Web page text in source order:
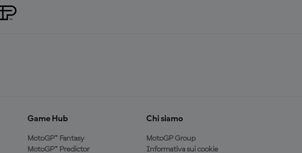
Game Hub
MotoGP™ Fantasy
MotoGP™ Predictor
Chi siamo
MotoGP Group
Informativa sui cookie